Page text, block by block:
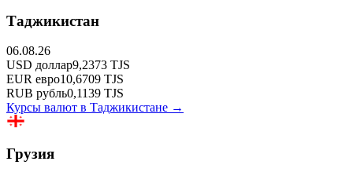
Таджикистан
06.08.26
USD доллар9,2373 TJS
EUR евро10,6709 TJS
RUB рубль0,1139 TJS
Курсы валют в Таджикистане →
Грузия